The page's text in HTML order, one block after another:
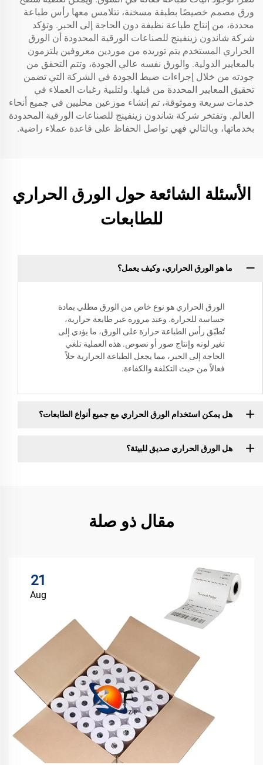
ورق مصمم خصيصًا بطبقة مسخنة، تتلامس معها رأس طباعة
محددة، من إنتاج طباعة نظيفة دون الحاجة إلى الحبر. وتؤكد
شركة شاندون زينفينج للصناعات الورقية المحدودة أن الورق
الحراري المستخدم يتم توريده من موردين معروفين يلتزمون
بالمعايير الدولية. والورق نفسه عالي الجودة، وتتم التحقق من
جودته من خلال إجراءات ضبط الجودة في الشركة التي تضمن
تحقيق المعايير المحددة من قبلها. ولتلبية رغبات العملاء في
خدمات سريعة وموثوقة، تم إنشاء موزعين محليين في جميع أنحاء
العالم. وتفتخر شركة شاندون زينفينج للصناعات الورقية المحدودة
بخدماتها، وبالتالي فهي تواصل الحفاظ على قاعدة عملاء راضية.
الأسئلة الشائعة حول الورق الحراري
للطابعات
ما هو الورق الحراري، وكيف يعمل؟
الورق الحراري هو نوع خاص من الورق مطلي بمادة
حساسة للحرارة. وعند مروره عبر طابعة حرارية،
تُطبّق رأس الطباعة حرارة على الورق، ما يؤدي إلى
تغير لونه وإنتاج صور أو نصوص. هذه العملية تلغي
الحاجة إلى الحبر، مما يجعل الطباعة الحرارية حلاً
فعالاً من حيث التكلفة والكفاءة.
هل يمكن استخدام الورق الحراري مع جميع أنواع الطابعات؟
هل الورق الحراري صديق للبيئة؟
مقال ذو صلة
21
Aug